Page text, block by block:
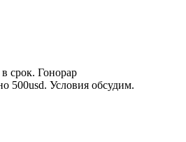
срок. Гонорар
500usd. Условия обсудим.